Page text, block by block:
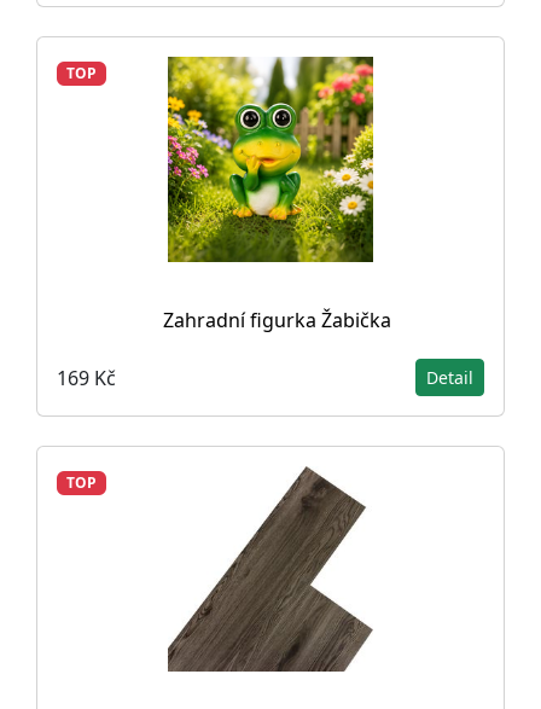
TOP
Zahradní figurka Žabička
169 Kč Detail
TOP